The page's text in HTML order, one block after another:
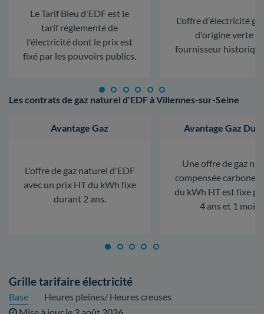
Le Tarif Bleu d'EDF est le
tarif réglementé de
l'électricité dont le prix est
fixé par les pouvoirs publics.
L'offre d'électricité
d'origine verte
fournisseur
Les contrats de gaz naturel d'EDF à Villennes-sur-Seine
Avantage Gaz
L'offre de gaz naturel d'EDF
avec un prix HT du kWh fixe
durant 2 ans.
Avantage Gaz
Une offre de gaz
compensée carbone.
du kWh HT est fixe
4 ans et 1 mois.
Grille tarifaire électricité
Base
Heures pleines/ Heures creuses